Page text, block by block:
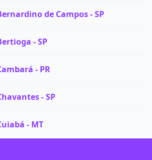
de Campos - SP
- SP
- PR
- SP
- MT